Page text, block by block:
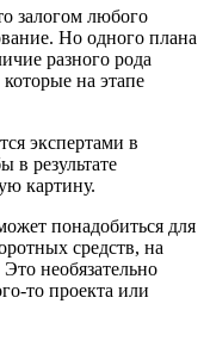
залогом любого
Но одного плана
разного рода
на этапе
экспертами в
в результате
картину.
понадобиться для
средств, на
необязательно
то проекта или